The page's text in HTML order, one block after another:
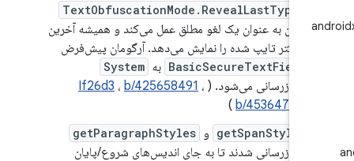
TextObfuscationMode.RevealLastTyped
اکنون به عنوان یک لغو مطلق عمل می‌کند و همیشه آخرین
کاراکتر تایپ شده را نمایش می‌دهد. آرگومان پیش‌فرض
BasicSecureTextField به System
به‌روزرسانی می‌شود. ( If26d3،b/425658491،
b/453647378
)
getSpanStyles و getParagraphStyles
به‌روزرسانی شدند تا به جای اندیس‌های شروع/پایان